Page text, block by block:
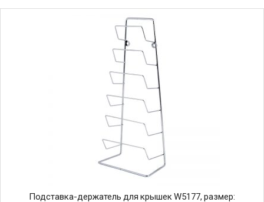
Подставка-держатель для крышек W5177, размер: